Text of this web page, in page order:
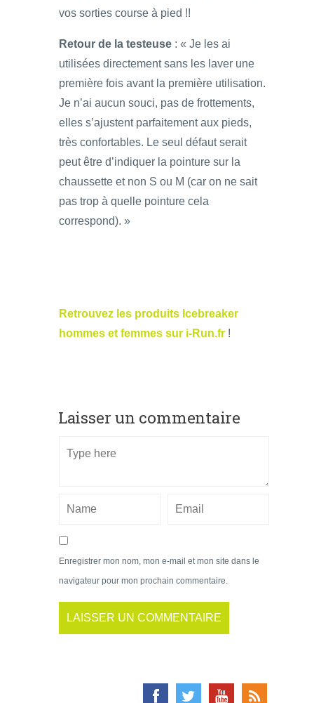
vos sorties course à pied !!
Retour de la testeuse : « Je les ai
utilisées directement sans les laver une
première fois avant la première utilisation.
Je n’ai aucun souci, pas de frottements,
elles s’ajustent parfaitement aux pieds,
très confortables. Le seul défaut serait
peut être d’indiquer la pointure sur la
chaussette et non S ou M (car on ne sait
pas trop à quelle pointure cela
correspond). »
Retrouvez les produits Icebreaker
hommes et femmes sur i-Run.fr !
Laisser un commentaire
Enregistrer mon nom, mon e-mail et mon site dans le
navigateur pour mon prochain commentaire.